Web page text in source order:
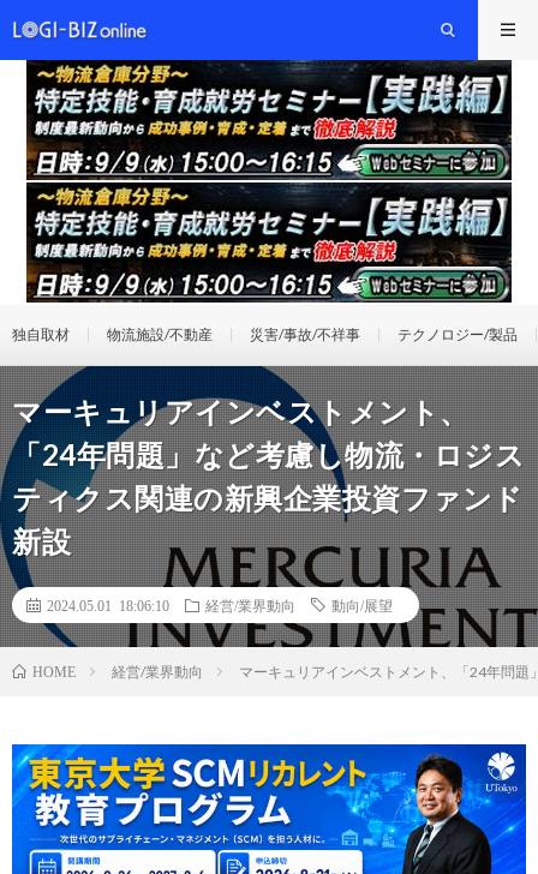
独自取材 物流施設/不動産 災害/事故/不祥事 テクノロジー/製品
マーキュリアインベストメント、
「24年問題」など考慮し物流・ロジス
ティクス関連の新興企業投資ファンド
新設
2024.05.01 18:06:10 経営/業界動向 動向/展望
HOME 経営/業界動向 マーキュリアインベストメント、「24年問